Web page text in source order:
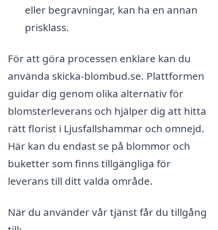
eller begravningar, kan ha en annan
prisklass.
För att göra processen enklare kan du
använda skicka-blombud.se. Plattformen
guidar dig genom olika alternativ för
blomsterleverans och hjälper dig att hitta
rätt florist i Ljusfallshammar och omnejd.
Här kan du endast se på blommor och
buketter som finns tillgängliga för
leverans till ditt valda område.
När du använder vår tjänst får du tillgång